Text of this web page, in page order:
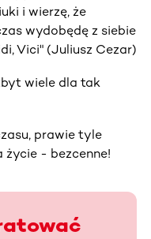
i wierzę, że
wydobędę z siebie
Vici" (Juliusz Cezar)
wiele dla tak
prawie tyle
życie - bezcenne!